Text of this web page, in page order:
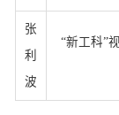
张
利
波
“新工科”